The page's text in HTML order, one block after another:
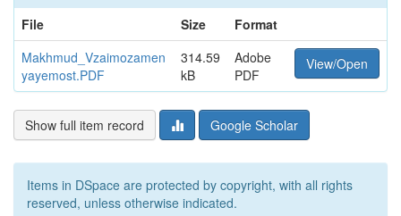
File
Size
Format
Makhmud_Vzaimozamen
yayemost.PDF
314.59
kB
Adobe
PDF
View/Open
Show full item record Google Scholar
Items in DSpace are protected by copyright, with all rights
reserved, unless otherwise indicated.